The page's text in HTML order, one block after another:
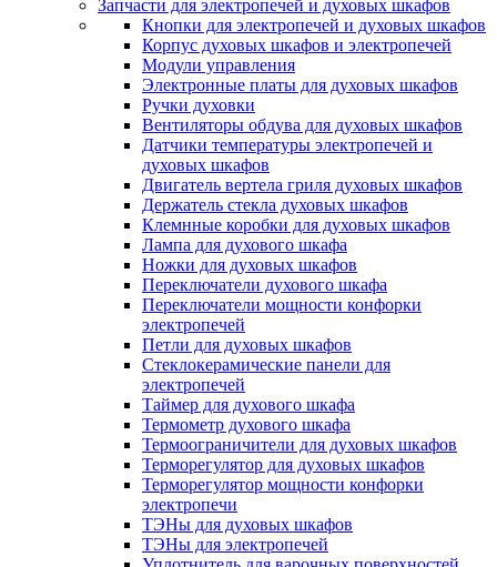
Запчасти для электропечей и духовых шкафов
Кнопки для электропечей и духовых шкафов
Корпус духовых шкафов и электропечей
Модули управления
Электронные платы для духовых шкафов
Ручки духовки
Вентиляторы обдува для духовых шкафов
Датчики температуры электропечей и
духовых шкафов
Двигатель вертела гриля духовых шкафов
Держатель стекла духовых шкафов
Клемнные коробки для духовых шкафов
Лампа для духового шкафа
Ножки для духовых шкафов
Переключатели духового шкафа
Переключатели мощности конфорки
электропечей
Петли для духовых шкафов
Стеклокерамические панели для
электропечей
Таймер для духового шкафа
Термометр духового шкафа
Термоограничители для духовых шкафов
Терморегулятор для духовых шкафов
Терморегулятор мощности конфорки
электропечи
ТЭНы для духовых шкафов
ТЭНы для электропечей